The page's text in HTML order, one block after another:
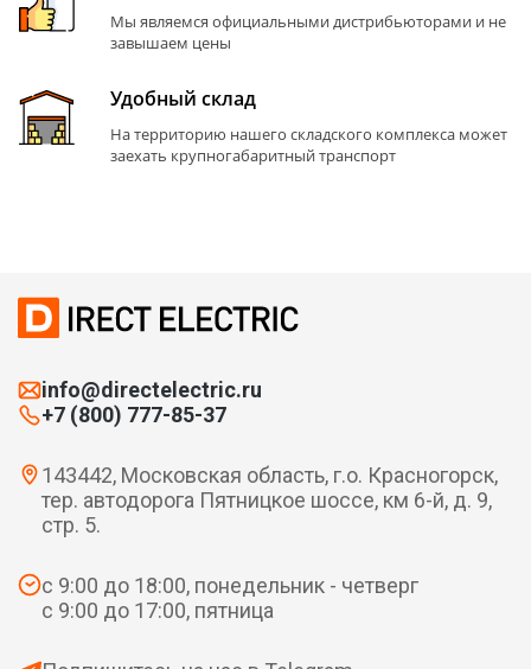
Мы являемся официальными дистрибьюторами и не
завышаем цены
Удобный склад
На территорию нашего складского комплекса может
заехать крупногабаритный транспорт
info@directelectric.ru
+7 (800) 777-85-37
143442, Московская область, г.о. Красногорск,
тер. автодорога Пятницкое шоссе, км 6-й, д. 9,
стр. 5.
с 9:00 до 18:00, понедельник - четверг
с 9:00 до 17:00, пятница